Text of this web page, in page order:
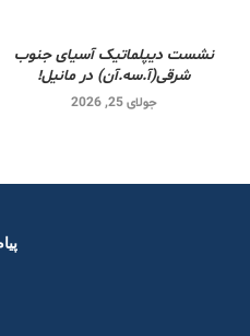
نشست دیپلماتیک آسیای جنوب
شرقی‌(آ.سه.آن) در مانیل!
جولای 25, 2026